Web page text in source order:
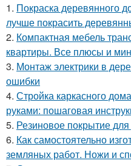
1. Покраска деревянного
лучше покрасить
2. Компактная мебель
квартиры. Все плюсы и
3. Монтаж электрики в
ошибки
4. Стройка каркасного
руками: пошаговая
5. Резиновое покрытие
6. Как самостоятельно
земляных работ. Ножи и